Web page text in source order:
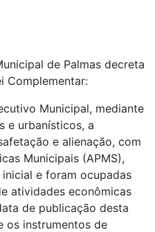
de Palmas decreta
Complementar:
Municipal, mediante
e urbanísticos, a
e alienação, com
Municipais (APMS),
e foram ocupadas
atividades econômicas
de publicação desta
os instrumentos de